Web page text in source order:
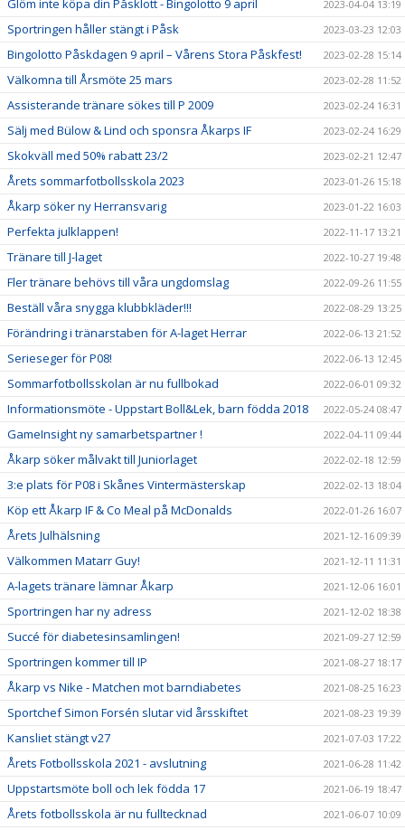
Glöm inte köpa din Påsklott - Bingolotto 9 april 2023-04-04 13:19
Sportringen håller stängt i Påsk 2023-03-23 12:03
Bingolotto Påskdagen 9 april – Vårens Stora Påskfest! 2023-02-28 15:14
Välkomna till Årsmöte 25 mars 2023-02-28 11:52
Assisterande tränare sökes till P 2009 2023-02-24 16:31
Sälj med Bülow & Lind och sponsra Åkarps IF 2023-02-24 16:29
Skokväll med 50% rabatt 23/2 2023-02-21 12:47
Årets sommarfotbollsskola 2023 2023-01-26 15:18
Åkarp söker ny Herransvarig 2023-01-22 16:03
Perfekta julklappen! 2022-11-17 13:21
Tränare till J-laget 2022-10-27 19:48
Fler tränare behövs till våra ungdomslag 2022-09-26 11:55
Beställ våra snygga klubbkläder!!! 2022-08-29 13:25
Förändring i tränarstaben för A-laget Herrar 2022-06-13 21:52
Serieseger för P08! 2022-06-13 12:45
Sommarfotbollsskolan är nu fullbokad 2022-06-01 09:32
Informationsmöte - Uppstart Boll&Lek, barn födda 2018 2022-05-24 08:47
GameInsight ny samarbetspartner ! 2022-04-11 09:44
Åkarp söker målvakt till Juniorlaget 2022-02-18 12:59
3:e plats för P08 i Skånes Vintermästerskap 2022-02-13 18:04
Köp ett Åkarp IF & Co Meal på McDonalds 2022-01-26 16:07
Årets Julhälsning 2021-12-16 09:39
Välkommen Matarr Guy! 2021-12-11 11:31
A-lagets tränare lämnar Åkarp 2021-12-06 16:01
Sportringen har ny adress 2021-12-02 18:38
Succé för diabetesinsamlingen! 2021-09-27 12:59
Sportringen kommer till IP 2021-08-27 18:17
Åkarp vs Nike - Matchen mot barndiabetes 2021-08-25 16:23
Sportchef Simon Forsén slutar vid årsskiftet 2021-08-23 19:39
Kansliet stängt v27 2021-07-03 17:22
Årets Fotbollsskola 2021 - avslutning 2021-06-28 11:42
Uppstartsmöte boll och lek födda 17 2021-06-19 18:47
Årets fotbollsskola är nu fulltecknad 2021-06-07 10:09